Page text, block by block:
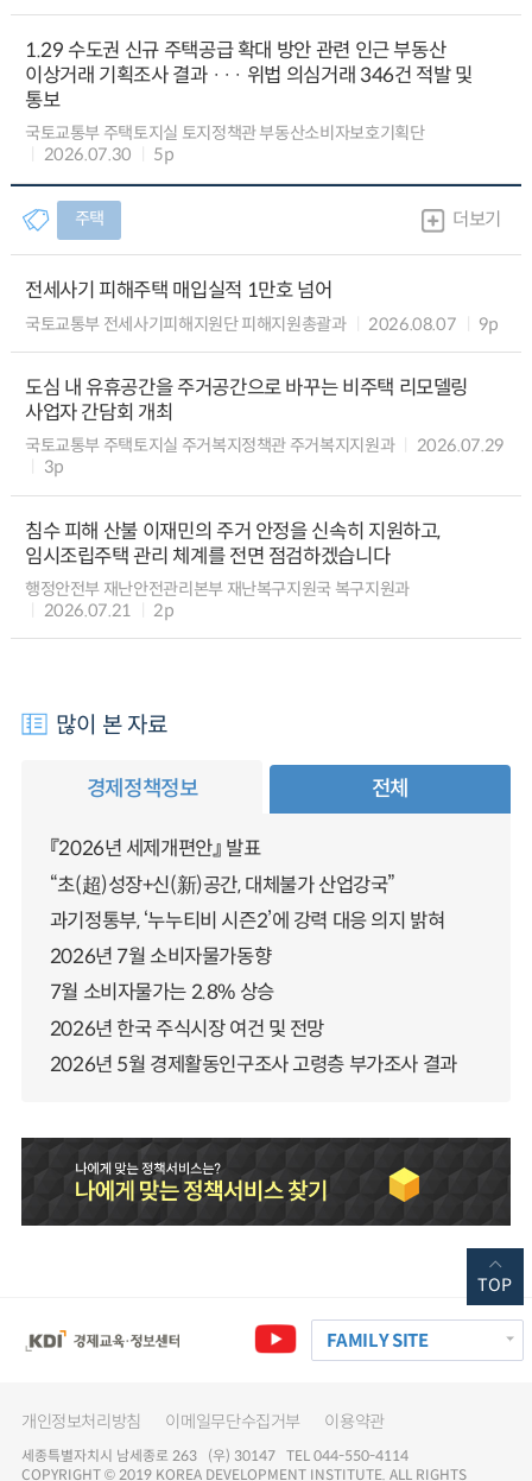
1.29 수도권 신규 주택공급 확대 방안 관련 인근 부동산
이상거래 기획조사 결과 ··· 위법 의심거래 346건 적발 및
통보
국토교통부 주택토지실 토지정책관 부동산소비자보호기획단
2026.07.30
5p
주택 더보기
전세사기 피해주택 매입실적 1만호 넘어
국토교통부 전세사기피해지원단 피해지원총괄과 2026.08.07 9p
도심 내 유휴공간을 주거공간으로 바꾸는 비주택 리모델링
사업자 간담회 개최
국토교통부 주택토지실 주거복지정책관 주거복지지원과
2026.07.29
3p
침수 피해 산불 이재민의 주거 안정을 신속히 지원하고,
임시조립주택 관리 체계를 전면 점검하겠습니다
행정안전부 재난안전관리본부 재난복구지원국 복구지원과
2026.07.21
2p
많이 본 자료
경제정책정보 전체
『2026년 세제개편안』 발표
“초(超)성장+신(新)공간, 대체불가 산업강국”
과기정통부, ‘누누티비 시즌2’에 강력 대응 의지 밝혀
2026년 7월 소비자물가동향
7월 소비자물가는 2.8% 상승
2026년 한국 주식시장 여건 및 전망
2026년 5월 경제활동인구조사 고령층 부가조사 결과
FAMILY SITE
개인정보처리방침 이메일무단수집거부 이용약관
세종특별자치시 남세종로 263 (우) 30147 TEL 044-550-4114
COPYRIGHT © 2019 KOREA DEVELOPMENT INSTITUTE. ALL RIGHTS
TOP